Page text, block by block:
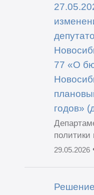
77 «О
годов»
политики
29.05.2026